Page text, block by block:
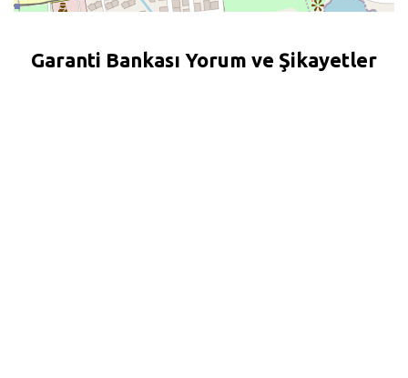
Garanti Bankası Yorum ve Şikayetler